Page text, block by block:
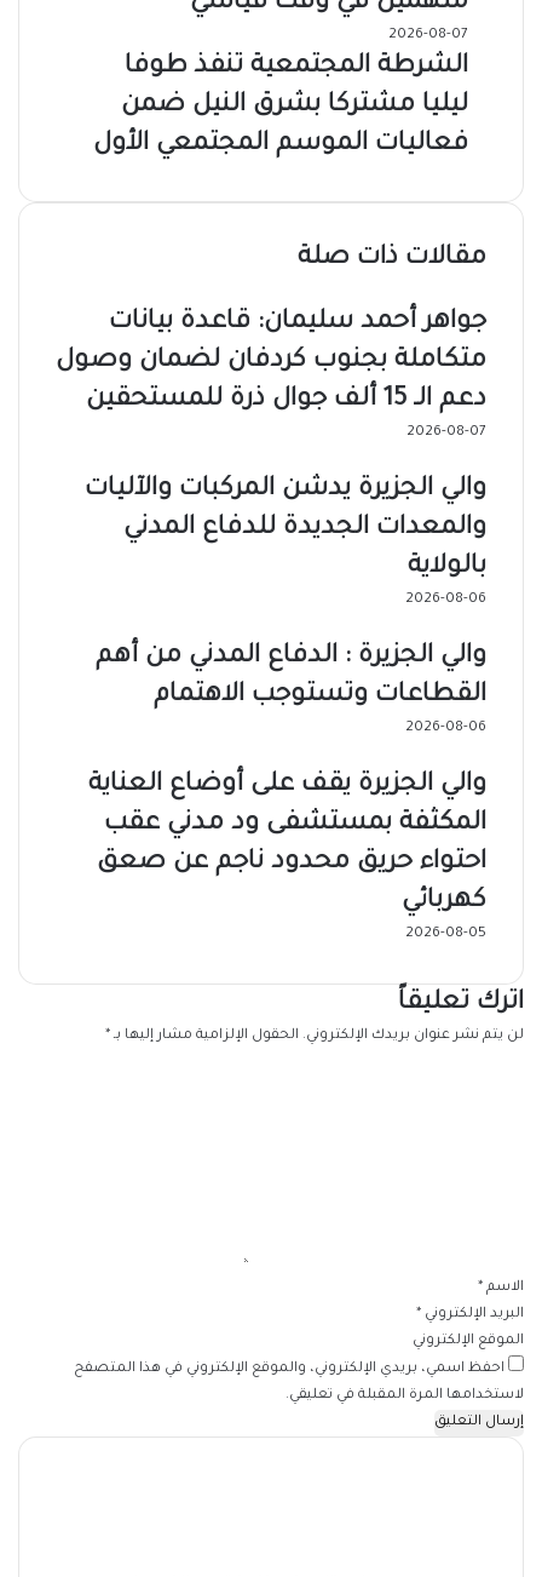
2026-08-07
الشرطة المجتمعية تنفذ طوفا
ليليا مشتركا بشرق النيل ضمن
فعاليات الموسم المجتمعي الأول
مقالات ذات صلة
جواهر أحمد سليمان: قاعدة بيانات
متكاملة بجنوب كردفان لضمان وصول
دعم الـ 15 ألف جوال ذرة للمستحقين
2026-08-07
والي الجزيرة يدشن المركبات والآليات
والمعدات الجديدة للدفاع المدني
بالولاية
2026-08-06
والي الجزيرة : الدفاع المدني من أهم
القطاعات وتستوجب الاهتمام
2026-08-06
والي الجزيرة يقف على أوضاع العناية
المكثفة بمستشفى ود مدني عقب
احتواء حريق محدود ناجم عن صعق
كهربائي
2026-08-05
اترك تعليقاً
لن يتم نشر عنوان بريدك الإلكتروني. الحقول الإلزامية مشار إليها بـ *
الاسم *
البريد الإلكتروني *
الموقع الإلكتروني
احفظ اسمي، بريدي الإلكتروني، والموقع الإلكتروني في هذا المتصفح
لاستخدامها المرة المقبلة في تعليقي.